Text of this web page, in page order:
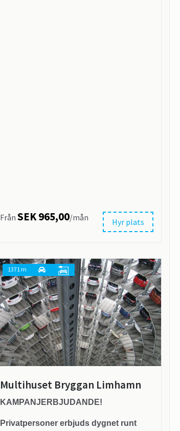
Hyr plats
Från SEK 965,00/mån
1371 m
Multihuset Bryggan Limhamn
KAMPANJERBJUDANDE!
Privatpersoner erbjuds dygnet runt